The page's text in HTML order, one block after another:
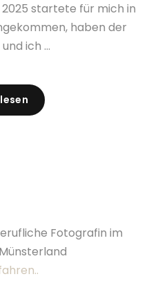
startete für mich in
haben der
ich ...
Fotografin im